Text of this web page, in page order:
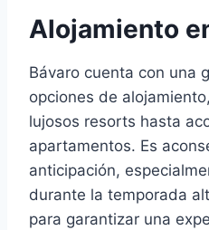
Alojamiento
Bávaro cuenta con una
opciones de
lujosos resorts hasta
apartamentos. Es
anticipación,
durante la temporada
para garantizar una